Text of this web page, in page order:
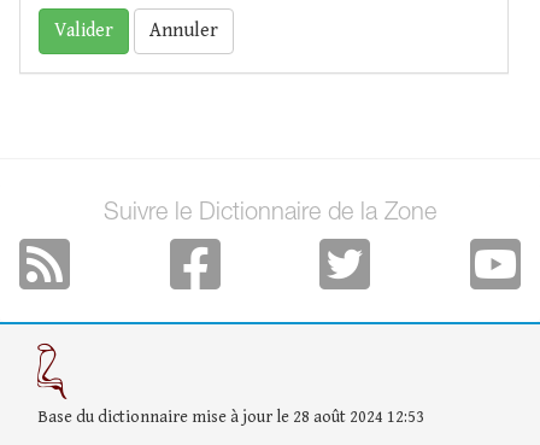
Annuler
Suivre le Dictionnaire de la Zone
Base du dictionnaire mise à jour le 28 août 2024 12:53